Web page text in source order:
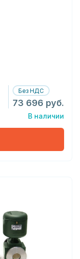
Без НДС
73 696 руб.
В наличии